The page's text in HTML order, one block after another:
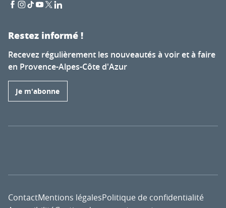
Restez informé !
Recevez régulièrement les nouveautés à voir et à faire
en Provence-Alpes-Côte d'Azur
Je m'abonne
ContactMentions légalesPolitique de confidentialité